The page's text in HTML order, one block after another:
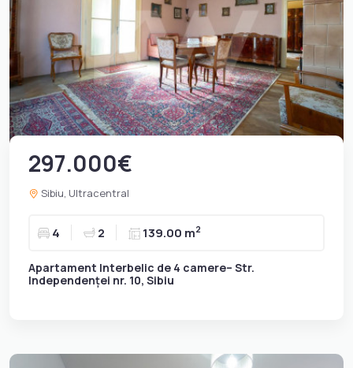
297.000€
Sibiu, Ultracentral
4 2 139.00 m2
Apartament Interbelic de 4 camere– Str.
Independenței nr. 10, Sibiu